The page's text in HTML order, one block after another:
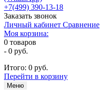
+7(499) 390-13-18
Заказать звонок
Личный кабинет Сравнение
Моя корзина:
0 товаров
- 0 руб.
Итого: 0 руб.
Перейти в корзину
Меню